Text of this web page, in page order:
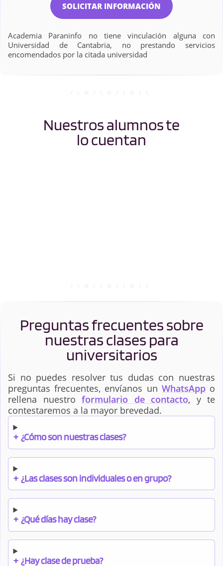
SOLICITAR INFORMACIÓN
Academia Paraninfo no tiene vinculación alguna con
Universidad de Cantabria, no prestando servicios
encomendados por la citada universidad
Nuestros alumnos te
lo cuentan
Preguntas frecuentes sobre
nuestras clases para
universitarios
Si no puedes resolver tus dudas con nuestras
preguntas frecuentes, envíanos un WhatsAppo
rellena nuestro formulario de contacto, y te
contestaremos a la mayor brevedad.
+ ¿Cómo son nuestras clases?
+ ¿Las clases son individuales o en grupo?
+ ¿Qué días hay clase?
+ ¿Hay clase de prueba?